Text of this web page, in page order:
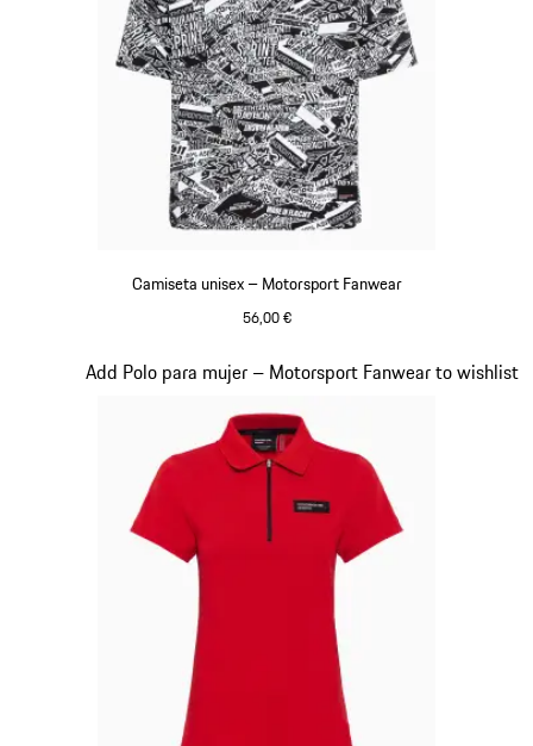
Camiseta unisex – Motorsport Fanwear
56,00 €
Add Polo para mujer – Motorsport Fanwear to wishlist
Diapositiva 18 de 20